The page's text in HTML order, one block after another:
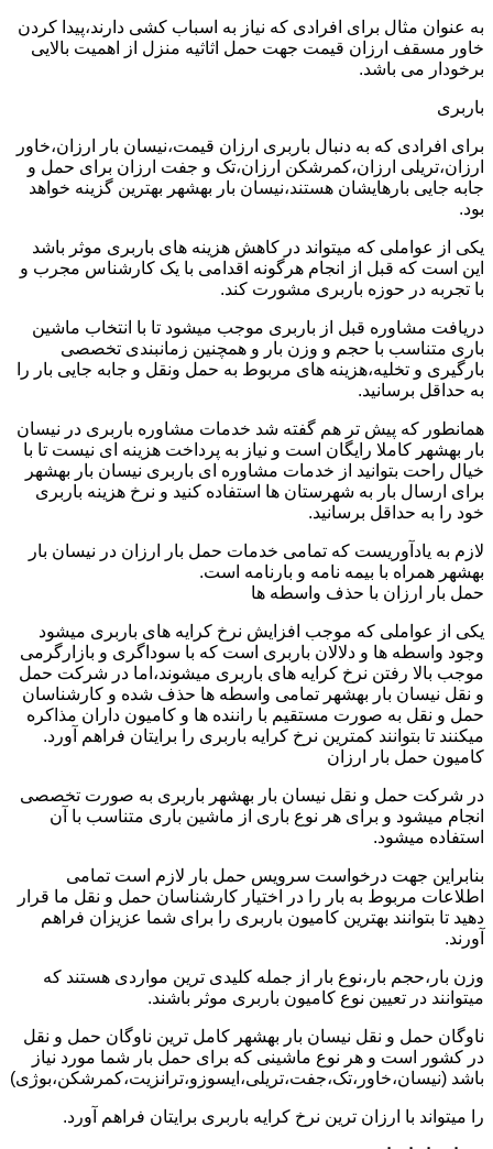
به عنوان مثال برای افرادی که نیاز به اسباب کشی دارند،پیدا کردن
خاور مسقف ارزان قیمت جهت حمل اثاثیه منزل از اهمیت بالایی
برخودار می باشد.
باربری
برای افرادی که به دنبال باربری ارزان قیمت،نیسان بار ارزان،خاور
ارزان،تریلی ارزان،کمرشکن ارزان،تک و جفت ارزان برای حمل و
جابه جایی بارهایشان هستند،نیسان بار بهشهر بهترین گزینه خواهد
بود.
یکی از عواملی که میتواند در کاهش هزینه های باربری موثر باشد
این است که قبل از انجام هرگونه اقدامی با یک کارشناس مجرب و
با تجربه در حوزه باربری مشورت کند.
دریافت مشاوره قبل از باربری موجب میشود تا با انتخاب ماشین
باری متناسب با حجم و وزن بار و همچنین زمانبندی تخصصی
بارگیری و تخلیه،هزینه های مربوط به حمل ونقل و جابه جایی بار را
به حداقل برسانید.
همانطور که پیش تر هم گفته شد خدمات مشاوره باربری در نیسان
بار بهشهر کاملا رایگان است و نیاز به پرداخت هزینه ای نیست تا با
خیال راحت بتوانید از خدمات مشاوره ای باربری نیسان بار بهشهر
برای ارسال بار به شهرستان ها استفاده کنید و نرخ هزینه باربری
خود را به حداقل برسانید.
لازم به یادآوریست که تمامی خدمات حمل بار ارزان در نیسان بار
بهشهر همراه با بیمه نامه و بارنامه است.
حمل بار ارزان با حذف واسطه ها
یکی از عواملی که موجب افزایش نرخ کرایه های باربری میشود
وجود واسطه ها و دلالان باربری است که با سوداگری و بازارگرمی
موجب بالا رفتن نرخ کرایه های باربری میشوند،اما در شرکت حمل
و نقل نیسان بار بهشهر تمامی واسطه ها حذف شده و کارشناسان
حمل و نقل به صورت مستقیم با راننده ها و کامیون داران مذاکره
میکنند تا بتوانند کمترین نرخ کرایه باربری را برایتان فراهم آورد.
کامیون حمل بار ارزان
در شرکت حمل و نقل نیسان بار بهشهر باربری به صورت تخصصی
انجام میشود و برای هر نوع باری از ماشین باری متناسب با آن
استفاده میشود.
بنابراین جهت درخواست سرویس حمل بار لازم است تمامی
اطلاعات مربوط به بار را در اختیار کارشناسان حمل و نقل ما قرار
دهید تا بتوانند بهترین کامیون باربری را برای شما عزیزان فراهم
آورند.
وزن بار،حجم بار،نوع بار از جمله کلیدی ترین مواردی هستند که
میتوانند در تعیین نوع کامیون باربری موثر باشند.
ناوگان حمل و نقل نیسان بار بهشهر کامل ترین ناوگان حمل و نقل
در کشور است و هر نوع ماشینی که برای حمل بار شما مورد نیاز
باشد (نیسان،خاور،تک،جفت،تریلی،ایسوزو،ترانزیت،کمرشکن،بوژی)
را میتواند با ارزان ترین نرخ کرایه باربری برایتان فراهم آورد.